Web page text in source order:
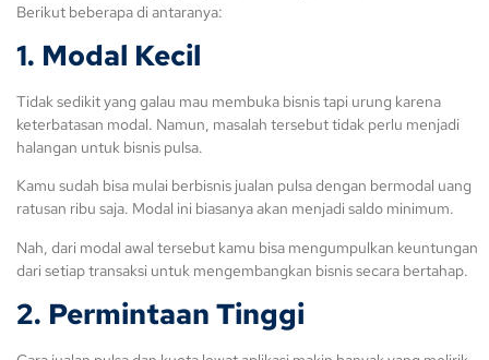
Berikut beberapa di antaranya:
1. Modal Kecil
Tidak sedikit yang galau mau membuka bisnis tapi urung karena
keterbatasan modal. Namun, masalah tersebut tidak perlu menjadi
halangan untuk bisnis pulsa.
Kamu sudah bisa mulai berbisnis jualan pulsa dengan bermodal uang
ratusan ribu saja. Modal ini biasanya akan menjadi saldo minimum.
Nah, dari modal awal tersebut kamu bisa mengumpulkan keuntungan
dari setiap transaksi untuk mengembangkan bisnis secara bertahap.
2. Permintaan Tinggi